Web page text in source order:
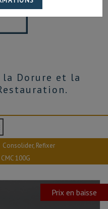
Dorure et la
Consolider, Refixer
CMC 100G
Prix en baisse